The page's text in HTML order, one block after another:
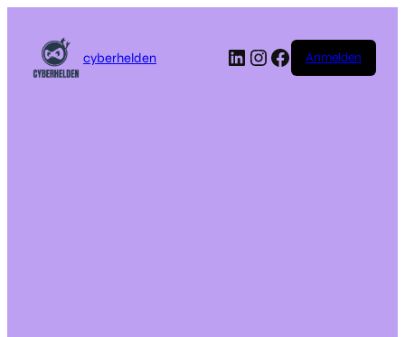
cyberhelden LinkedIn
Instagram
Facebook
Anmelden